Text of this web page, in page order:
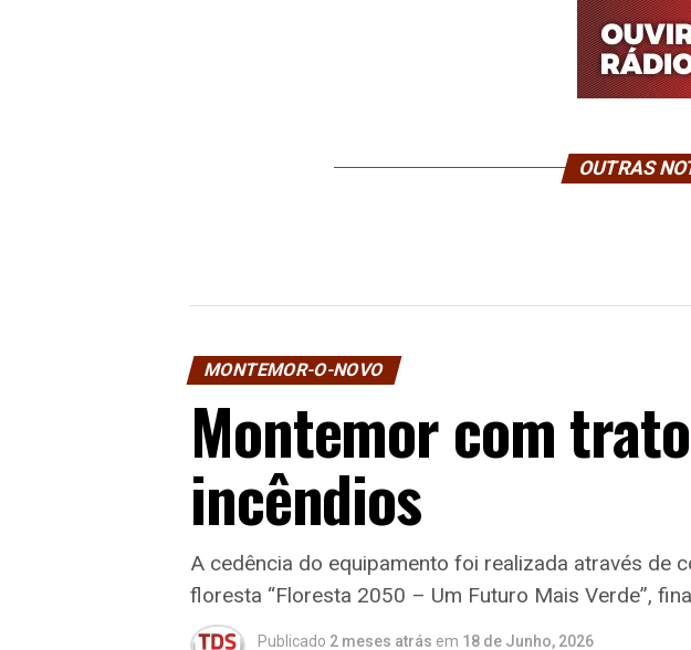
OUTRAS
MONTEMOR-O-NOVO
Montemor com
incêndios
A cedência do equipamento foi realizada através de
floresta “Floresta 2050 – Um Futuro Mais Verde”,
Publicado 2 meses atrás em 18 de Junho, 2026